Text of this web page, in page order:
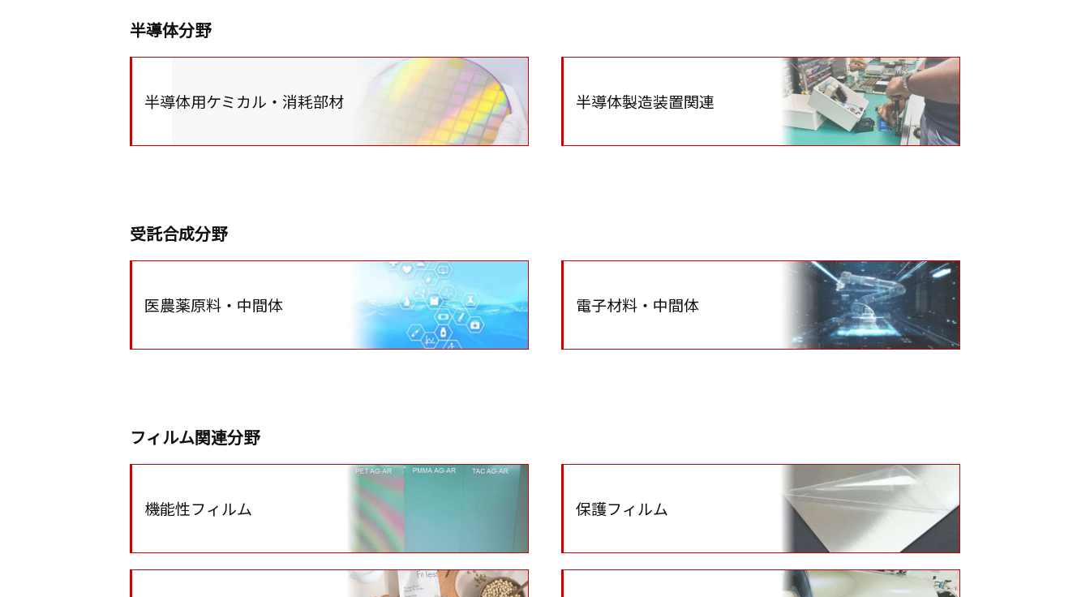
半導体分野
半導体用ケミカル・消耗部材 半導体製造装置関連
受託合成分野
医農薬原料・中間体 電子材料・中間体
フィルム関連分野
機能性フィルム 保護フィルム